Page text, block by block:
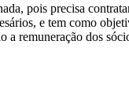
pois precisa
e tem como
a remuneração dos